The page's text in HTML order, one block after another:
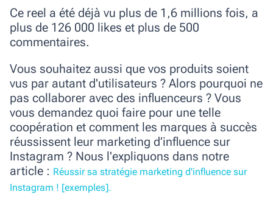
Ce reel a été déjà vu plus de 1,6 millions fois, a
plus de 126 000 likes et plus de 500
commentaires.
Vous souhaitez aussi que vos produits soient
vus par autant d'utilisateurs ? Alors pourquoi ne
pas collaborer avec des influenceurs ? Vous
vous demandez quoi faire pour une telle
coopération et comment les marques à succès
réussissent leur marketing d’influence sur
Instagram ? Nous l'expliquons dans notre
article : Réussir sa stratégie marketing d'influence sur
Instagram ! [exemples].